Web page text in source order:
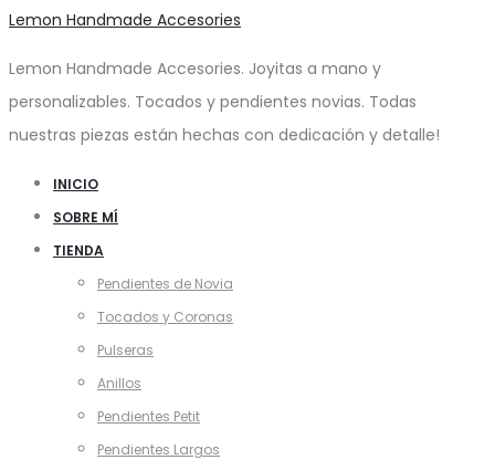
Lemon Handmade Accesories
Lemon Handmade Accesories. Joyitas a mano y
personalizables. Tocados y pendientes novias. Todas
nuestras piezas están hechas con dedicación y detalle!
INICIO
SOBRE MÍ
TIENDA
Pendientes de Novia
Tocados y Coronas
Pulseras
Anillos
Pendientes Petit
Pendientes Largos